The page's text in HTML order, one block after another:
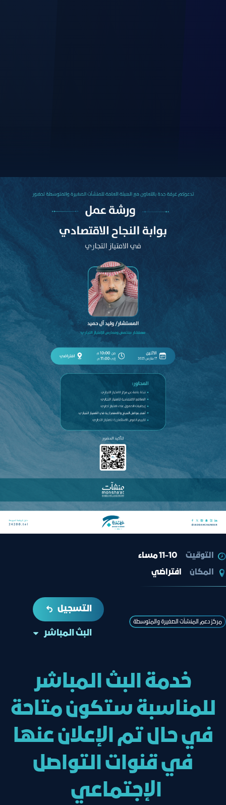
التوقيت
11-10 مساء
المكان
افتراضي
مركز دعم المنشآت الصغيرة والمتوسطة
التسجيل
البث المباشر
خدمة البث المباشر
للمناسبة ستكون متاحة
في حال تم الإعلان عنها
في قنوات التواصل
الإجتماعي